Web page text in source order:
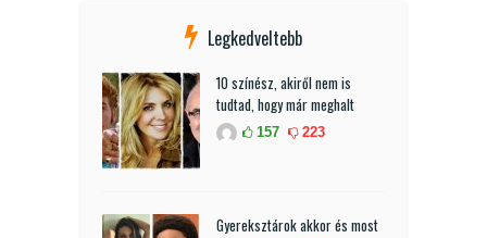
Legkedveltebb
10 színész, akiről nem is
tudtad, hogy már meghalt
157 223
Gyereksztárok akkor és most